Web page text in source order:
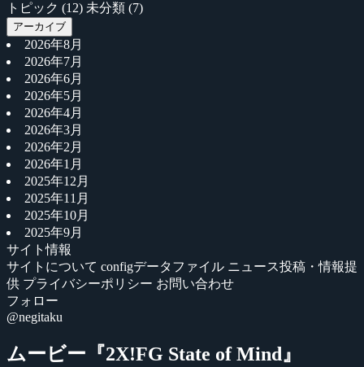
トピック (12) 未分類 (7)
アーカイブ
2026年8月
2026年7月
2026年6月
2026年5月
2026年4月
2026年3月
2026年2月
2026年1月
2025年12月
2025年11月
2025年10月
2025年9月
サイト情報
サイトについて configデータファイル ニュース投稿・情報提
供 プライバシーポリシー お問い合わせ
フォロー
@negitaku
ムービー『2X!FG State of Mind』